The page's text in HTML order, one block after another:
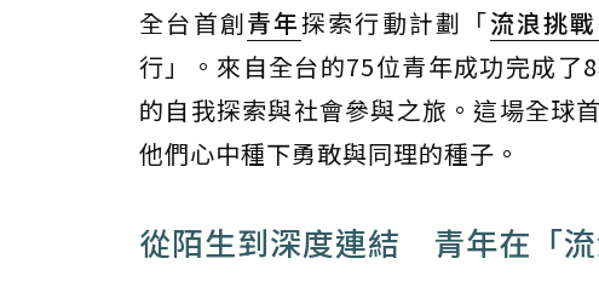
全台首創青年探索行動計劃「流浪挑
行」。來自全台的75位青年成功完成了
的自我探索與社會參與之旅。這場全球
他們心中種下勇敢與同理的種子。
從陌生到深度連結 青年在「